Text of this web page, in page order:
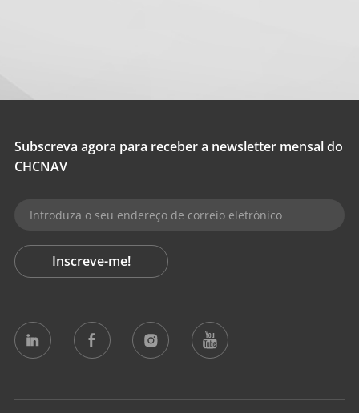
Subscreva agora para receber a newsletter mensal do
CHCNAV
Inscreve-me!